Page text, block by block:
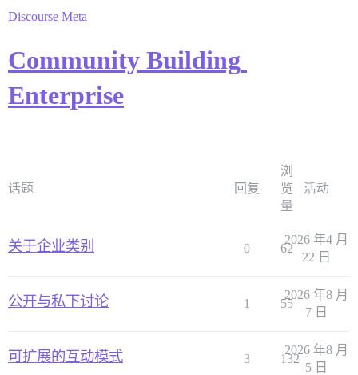
Discourse Meta
Community Building
Enterprise
话题 回复
浏
览
量
活动
关于企业类别 0 62
2026 年4 月
22 日
公开与私下讨论 1 55
2026 年8 月
7 日
可扩展的互动模式 3 132
2026 年8 月
5 日